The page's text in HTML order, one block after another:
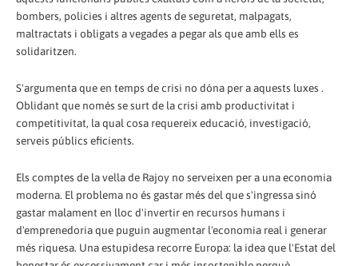
bombers, policies i altres agents de seguretat, malpagats,
maltractats i obligats a vegades a pegar als que amb ells es
solidaritzen.
S'argumenta que en temps de crisi no dóna per a aquests luxes .
Oblidant que només se surt de la crisi amb productivitat i
competitivitat, la qual cosa requereix educació, investigació,
serveis públics eficients.
Els comptes de la vella de Rajoy no serveixen per a una economia
moderna. El problema no és gastar més del que s'ingressa sinó
gastar malament en lloc d'invertir en recursos humans i
d'emprenedoria que puguin augmentar l'economia real i generar
més riquesa. Una estupidesa recorre Europa: la idea que l'Estat del